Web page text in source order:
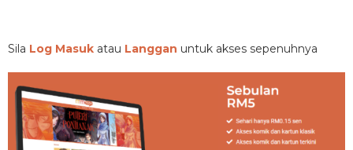
Sila Log Masuk atau Langgan untuk akses sepenuhnya